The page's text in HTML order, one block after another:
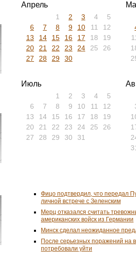
Апрель
1 2 3 4
5
6
7 8 9 10 11
12
13
14 15 16 17 18
19
20
21 22 23 24 25
26
27
28 29 30
Июль
1 2 3 4
5
6
7 8 9 10 11
12
13
14 15 16 17 18
19
20
21 22 23 24 25
26
27
28 29 30 31
Фицо подтвердил, что передал
личной встрече с Зеленским
Мерц отказался считать
американских войск из Германии
Минск сделал неожиданное
После серьезных поражений на
потребовали уйти